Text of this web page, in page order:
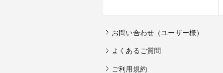
お問い合わせ（ユーザー様）
よくあるご質問
ご利用規約